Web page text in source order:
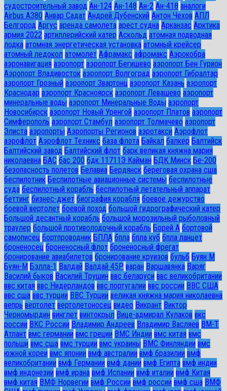
судостроительный завод Ан-124 Ан-148 Ан-2 Ан-418 аналоги
Airbus A380 Анвар Садат Андрей Дубенский Антон Чехов АПЛ
Белгород Аргус аренда самолета арест судна Арканзас Арктика
армия 2022 артиллерийский катер Аскольд атомная подводная
лодка атомная энергетическая установка атомный крейсер
атомный ледокол атомолет Афрамакс афромакс Аэрокобра
аэронавигация аэропорт аэропорт Бегишево аэропорт Бен Гурион
Аэропорт Владивосток аэропорт Волгоград аэропорт Гибралтар
аэропорт Грозный аэропорт Звартонц аэропорт Казань аэропорт
Краснодар аэропорт Красноярск аэропорт Левашево аэропорт
минеральные воды аэропорт Минеральные Воды аэропорт
Новосибирск аэропорт Новый Уренгой аэропорт Платов аэропорт
Симферополь аэропорт Стамбул аэропорт Толмачево аэропорт
Элиста аэропорты Аэропорты Регионов аэротакси Аэрофлот
аэрофлот Аэрофлот Техникс база флота Байкал балкер Балтийск
Балтийский завод Балтийский флот барк великая княжна мария
николаевна БАС бас 200 бдк 11711Э Кайман БДК Минск Бе-200
безопасность полетов Белавиа Бердянск береговая охрана сша
беспилотник Беспилотные авиационные системы беспилотные
суда беспилотный корабль беспилотный летательный аппарат
беттинг бизнес-джет биография корабля боевое дежурство
боевой вертолет боевой поход большой гидрографический катер
Большой десантный корабль большой морозильный рыболовный
траулер большой противолодочный корабль Борей А бортовой
самописец бортпроводник БПЛА бпла бпла куб бпла ланцет
броненосец броненосный флот броненосный фрегат
бронирование авиабилетов бронирование круизов бульб Буян М
Буян-М Бэлла-1 Валдай Валдай 45Р варан Варшавянка Варяг
Василий быков Василий Трушин ввс беларуси ввс великобритании
ввс китая ввс Нидерландов ввс португалии ввс россии ВВС США
ввс сша ввс турции ВВС Турции великая княжна мария николаевна
вепрь вертолет вертолетоносец видео Викрант Виктор
Черномырдин винглет винтокрыл Вице-адмирал Кулаков вкс
россии ВКС России Владимир Андреев Владимир Васляев ВМ-Т
Атлант вмс германии вмс греции ВМС Индии вмс китая вмс
польши вмс сша вмс турции вмс украины ВМС Финляндии вмс
южной кореи вмс японии вмф австралии вмф бразилии вмф
великобритании вмф Германии вмф дании вмф Египта вмф индии
вмф индонезии вмф ирана вмф Испании вмф италии вмф Китая
вмф китая ВМФ Норвегии вмф России вмф россии вмф сша ВМФ